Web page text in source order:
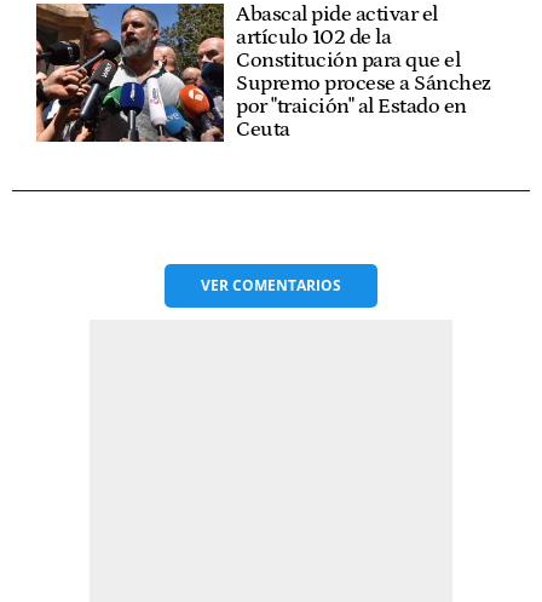
Abascal pide activar el
artículo 102 de la
Constitución para que el
Supremo procese a Sánchez
por "traición" al Estado en
Ceuta
VERCOMENTARIOS